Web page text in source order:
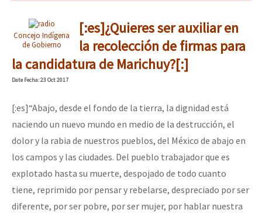
Concejo Indígena
de Gobierno
[:es]¿Quieres ser auxiliar en
la recolección de firmas para
la candidatura de Marichuy?[:]
DateFecha: 23 Oct 2017
[:es]“Abajo, desde el fondo de la tierra, la dignidad está
naciendo un nuevo mundo en medio de la destrucción, el
dolor y la rabia de nuestros pueblos, del México de abajo en
los campos y las ciudades. Del pueblo trabajador que es
explotado hasta su muerte, despojado de todo cuanto
tiene, reprimido por pensar y rebelarse, despreciado por ser
diferente, por ser pobre, por ser mujer, por hablar nuestra